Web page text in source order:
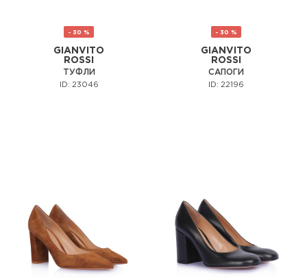
- 30 %
GIANVITO
ROSSI
ТУФЛИ
ID: 23046
- 30 %
GIANVITO
ROSSI
САПОГИ
ID: 22196